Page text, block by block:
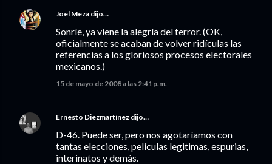
Joel Meza dijo…
Sonríe, ya viene la alegría del terror. (OK,
oficialmente se acaban de volver ridículas las
referencias a los gloriosos procesos electorales
mexicanos.)
15 de mayo de 2008 a las 2:41 p.m.
Ernesto Diezmartínez dijo…
D-46. Puede ser, pero nos agotaríamos con
tantas elecciones, peliculas legitimas, espurias,
interinatos y demás.